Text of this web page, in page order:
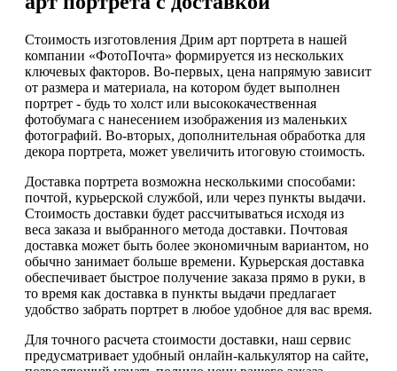
Стоимость изготовления Дрим арт портрета в нашей
компании «ФотоПочта» формируется из нескольких
ключевых факторов. Во-первых, цена напрямую зависит
от размера и материала, на котором будет выполнен
портрет - будь то холст или высококачественная
фотобумага с нанесением изображения из маленьких
фотографий. Во-вторых, дополнительная обработка для
декора портрета, может увеличить итоговую стоимость.
Доставка портрета возможна несколькими способами:
почтой, курьерской службой, или через пункты выдачи.
Стоимость доставки будет рассчитываться исходя из
веса заказа и выбранного метода доставки. Почтовая
доставка может быть более экономичным вариантом, но
обычно занимает больше времени. Курьерская доставка
обеспечивает быстрое получение заказа прямо в руки, в
то время как доставка в пункты выдачи предлагает
удобство забрать портрет в любое удобное для вас время.
Для точного расчета стоимости доставки, наш сервис
предусматривает удобный онлайн-калькулятор на сайте,